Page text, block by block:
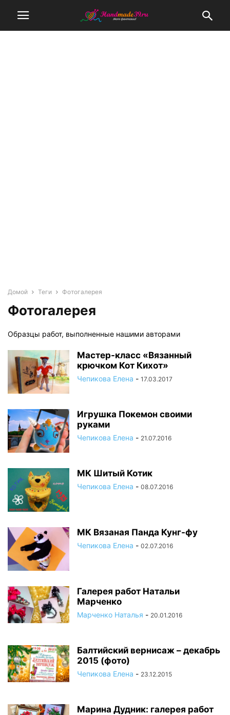
Домой Теги Фотогалерея
Фотогалерея
Образцы работ, выполненные нашими авторами
Мастер-класс «Вязанный
крючком Кот Кихот»
Чепикова Елена - 17.03.2017
Игрушка Покемон своими
руками
Чепикова Елена - 21.07.2016
МК Шитый Котик
Чепикова Елена - 08.07.2016
МК Вязаная Панда Кунг-фу
Чепикова Елена - 02.07.2016
Галерея работ Натальи
Марченко
Марченко Наталья - 20.01.2016
Балтийский вернисаж – декабрь
2015 (фото)
Чепикова Елена - 23.12.2015
Марина Дудник: галерея работ